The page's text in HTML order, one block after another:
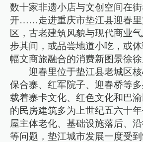
数十家非遗小店与文创空间在
开……走进重庆市垫江县迎春里
区，古老建筑风貌与现代商业
步其间，或品尝地道小吃，或
幅文商旅融合的消费新图景徐徐
迎春里位于垫江县老城区
保合寨、红军院子、迎春桥等
载着寨卡文化、红色文化和巴
的民房建筑多为上世纪五六十
屋主体老化、基础设施落后、
等问题，垫江城市发展一度受